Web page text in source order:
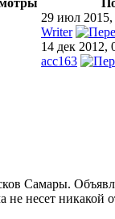
29 июл 2015,
Writer
14 дек 2012,
acc163
Самары.
никакой